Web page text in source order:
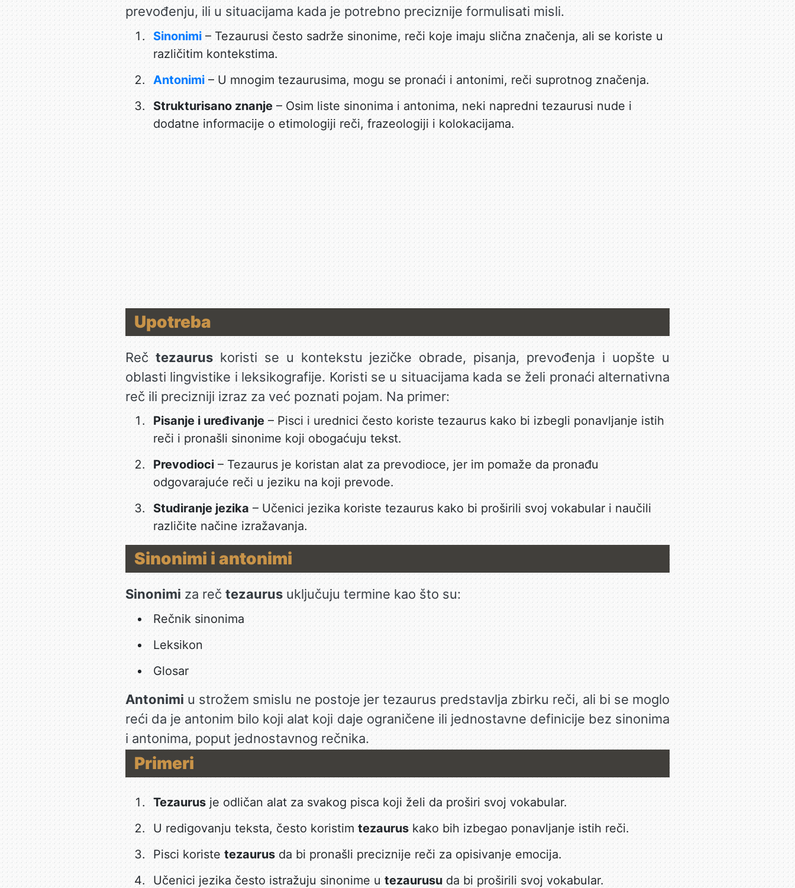
prevođenju, ili u situacijama kada je potrebno preciznije formulisati misli.
Sinonimi – Tezaurusi često sadrže sinonime, reči koje imaju slična značenja, ali se koriste u
različitim kontekstima.
Antonimi – U mnogim tezaurusima, mogu se pronaći i antonimi, reči suprotnog značenja.
Strukturisano znanje– Osim liste sinonima i antonima, neki napredni tezaurusi nude i
dodatne informacije o etimologiji reči, frazeologiji i kolokacijama.
Upotreba
Rečtezauruskoristi se u kontekstu jezičke obrade, pisanja, prevođenja i uopšte u
oblasti lingvistike i leksikografije. Koristi se u situacijama kada se želi pronaći alternativna
reč ili precizniji izraz za već poznati pojam. Na primer:
Pisanje i uređivanje– Pisci i urednici često koriste tezaurus kako bi izbegli ponavljanje istih
reči i pronašli sinonime koji obogaćuju tekst.
Prevodioci– Tezaurus je koristan alat za prevodioce, jer im pomaže da pronađu
odgovarajuće reči u jeziku na koji prevode.
Studiranje jezika– Učenici jezika koriste tezaurus kako bi proširili svoj vokabular i naučili
različite načine izražavanja.
Sinonimi i antonimi
Sinonimiza rečtezaurusuključuju termine kao što su:
Rečnik sinonima
Leksikon
Glosar
Antonimi u strožem smislu ne postoje jer tezaurus predstavlja zbirku reči, ali bi se moglo
reći da je antonim bilo koji alat koji daje ograničene ili jednostavne definicije bez sinonima
i antonima, poput jednostavnog rečnika.
Primeri
Tezaurusje odličan alat za svakog pisca koji želi da proširi svoj vokabular.
U redigovanju teksta, često koristimtezauruskako bih izbegao ponavljanje istih reči.
Pisci koriste tezaurusda bi pronašli preciznije reči za opisivanje emocija.
Učenici jezika često istražuju sinonime u tezaurusuda bi proširili svoj vokabular.